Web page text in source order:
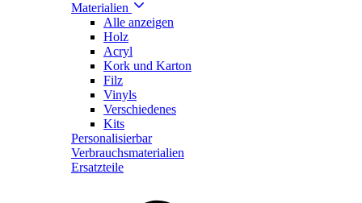
Materialien
Alle anzeigen
Holz
Acryl
Kork und Karton
Filz
Vinyls
Verschiedenes
Kits
Personalisierbar
Verbrauchsmaterialien
Ersatzteile